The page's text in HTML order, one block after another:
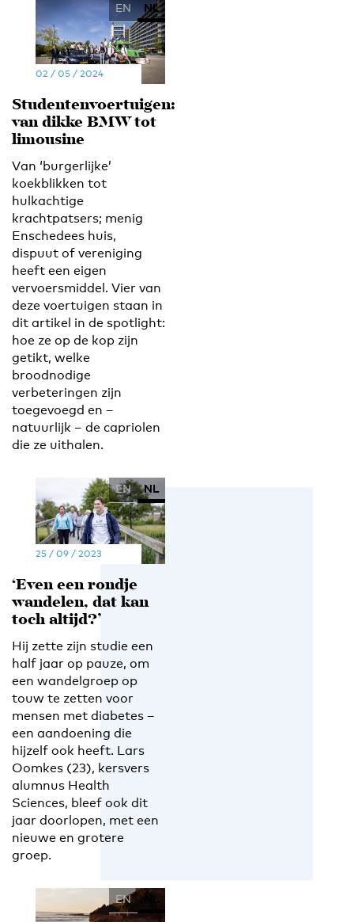
EN NL
02 / 05 / 2024
Studentenvoertuigen:
van dikke BMW tot
limousine
Van ‘burgerlijke’
koekblikken tot
hulkachtige
krachtpatsers; menig
Enschedees huis,
dispuut of vereniging
heeft een eigen
vervoersmiddel. Vier van
deze voertuigen staan in
dit artikel in de spotlight:
hoe ze op de kop zijn
getikt, welke
broodnodige
verbeteringen zijn
toegevoegd en –
natuurlijk – de capriolen
die ze uithalen.
EN NL
25 / 09 / 2023
‘Even een rondje
wandelen, dat kan
toch altijd?’
Hij zette zijn studie een
half jaar op pauze, om
een wandelgroep op
touw te zetten voor
mensen met diabetes –
een aandoening die
hijzelf ook heeft. Lars
Oomkes (23), kersvers
alumnus Health
Sciences, bleef ook dit
jaar doorlopen, met een
nieuwe en grotere
groep.
EN NL